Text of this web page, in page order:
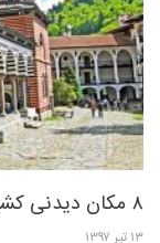
۸ مکان دیدنی کشور بلغارستان
۱۳ تیر ۱۳۹۷